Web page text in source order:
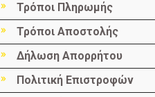
Τρόποι Πληρωμής
Τρόποι Αποστολής
Δήλωση Απορρήτου
Πολιτική Επιστροφών